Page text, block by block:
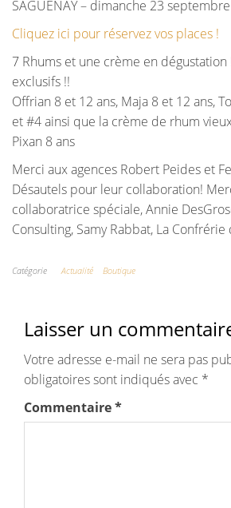
SAGUENAY – dimanche 23
Cliquez ici pour réservez vos places !
7 Rhums et une crème en
exclusifs !!
Offrian 8 et 12 ans, Maja 8 et 12 ans,
et #4 ainsi que la crème de rhum
Pixan 8 ans
Merci aux agences Robert Peides et
Désautels pour leur collaboration!
collaboratrice spéciale, Annie
Consulting, Samy Rabbat, La Confrérie
Catégorie Actualité Boutique
Laisser un
Votre adresse e-mail ne sera pas
obligatoires sont indiqués avec *
Commentaire*